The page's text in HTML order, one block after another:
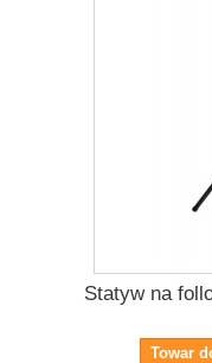
Statyw na
Towar